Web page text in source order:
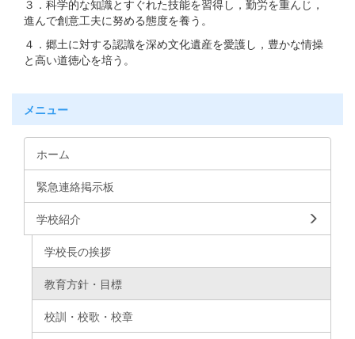
３．科学的な知識とすぐれた技能を習得し，勤労を重んじ，
進んで創意工夫に努める態度を養う。
４．郷土に対する認識を深め文化遺産を愛護し，豊かな情操
と高い道徳心を培う。
メニュー
ホーム
緊急連絡掲示板
学校紹介
学校長の挨拶
教育方針・目標
校訓・校歌・校章